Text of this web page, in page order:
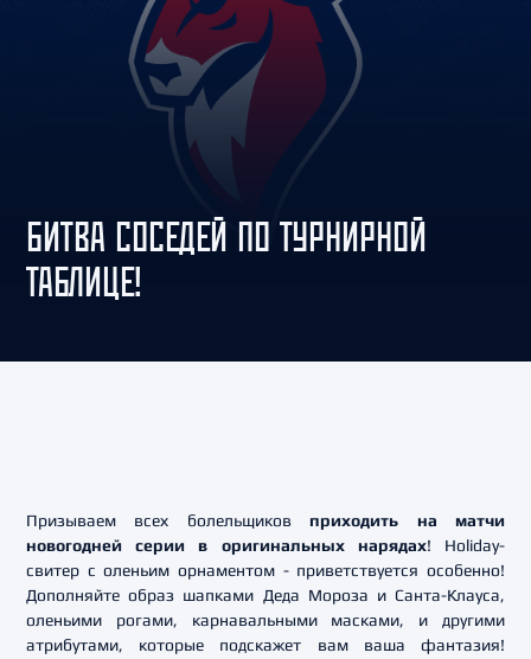
БИТВА СОСЕДЕЙ ПО ТУРНИРНОЙ
ТАБЛИЦЕ!
Призываем всех болельщиковприходить на матчи
новогодней серии в оригинальных нарядах! Holiday-
свитер с оленьим орнаментом - приветствуется особенно!
Дополняйте образ шапками Деда Мороза и Санта-Клауса,
оленьими рогами, карнавальными масками, и другими
атрибутами, которые подскажет вам ваша фантазия!